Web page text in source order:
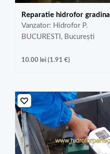
Reparatie hidrofor gradina
Vanzator: Hidrofor P.
BUCURESTI, București
10.00 lei(1.91 €)